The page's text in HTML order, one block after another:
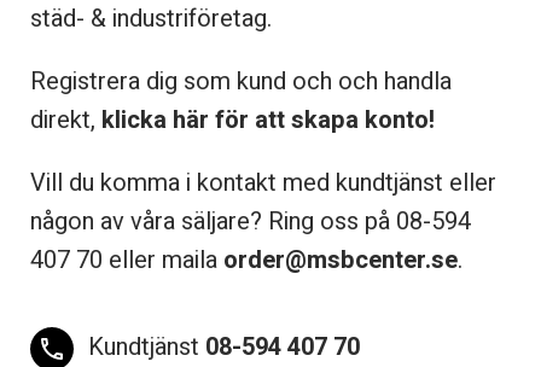
städ- & industriföretag.
Registrera dig som kund och och handla
direkt, klicka här för att skapa konto!
Vill du komma i kontakt med kundtjänst eller
någon av våra säljare? Ring oss på 08-594
407 70 eller maila order@msbcenter.se.
phone Kundtjänst 08-594 407 70